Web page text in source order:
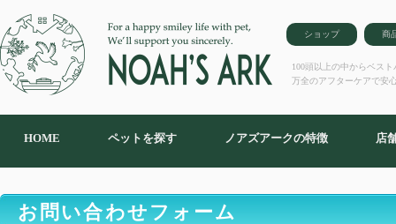
ショップ 商
100頭以上の中からベス
万全のアフターケアで安
HOME ペットを探す ノアズアークの特徴 店
お問い合わせフォーム